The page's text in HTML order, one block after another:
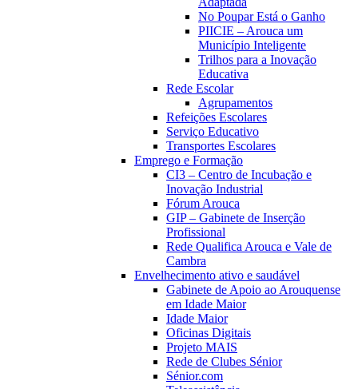
No Poupar Está o Ganho
PIICIE – Arouca um
Município Inteligente
Trilhos para a Inovação
Educativa
Rede Escolar
Agrupamentos
Refeições Escolares
Serviço Educativo
Transportes Escolares
Emprego e Formação
CI3 – Centro de Incubação e
Inovação Industrial
Fórum Arouca
GIP – Gabinete de Inserção
Profissional
Rede Qualifica Arouca e Vale de
Cambra
Envelhecimento ativo e saudável
Gabinete de Apoio ao Arouquense
em Idade Maior
Idade Maior
Oficinas Digitais
Projeto MAIS
Rede de Clubes Sénior
Sénior.com